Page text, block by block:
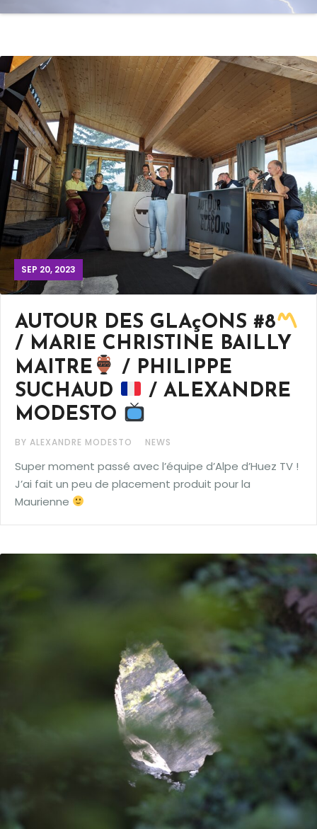
SEP 20, 2023
AUTOUR DES GLAçONS #8
/ MARIE CHRISTINE BAILLY
MAITRE
/ PHILIPPE
SUCHAUD
/ ALEXANDRE
MODESTO
BY ALEXANDRE MODESTO NEWS
Super moment passé avec l’équipe d’Alpe d’Huez TV !
J’ai fait un peu de placement produit pour la
Maurienne